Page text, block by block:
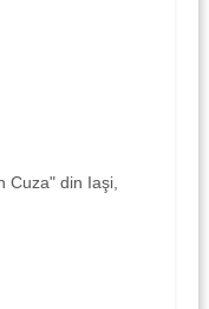
Cuza" din Iaşi,